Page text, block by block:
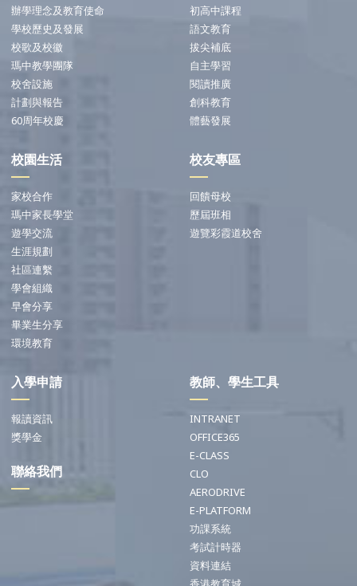
辦學理念及教育使命
學校歷史及發展
校歌及校徽
瑪中教學團隊
校舍設施
計劃與報告
60周年校慶
初高中課程
語文教育
拔尖補底
自主學習
閱讀推廣
創科教育
體藝發展
校園生活
家校合作
瑪中家長學堂
遊學交流
生涯規劃
社區連繫
學會組織
早會分享
畢業生分享
環境教育
校友專區
回饋母校
歷屆班相
遊覽彩霞道校舍
入學申請
報讀資訊
獎學金
聯絡我們
教師、學生工具
INTRANET
OFFICE365
E-CLASS
CLO
AERODRIVE
E-PLATFORM
功課系統
考試計時器
資料連結